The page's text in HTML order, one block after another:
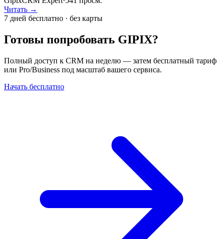
Читать →
7 дней бесплатно · без карты
Готовы попробовать GIPIX?
Полный доступ к CRM на неделю — затем бесплатный тариф
или Pro/Business под масштаб вашего сервиса.
Начать бесплатно